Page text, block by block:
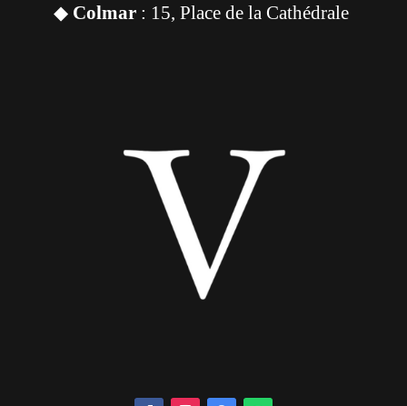
◆ Colmar: 15, Place de la Cathédrale